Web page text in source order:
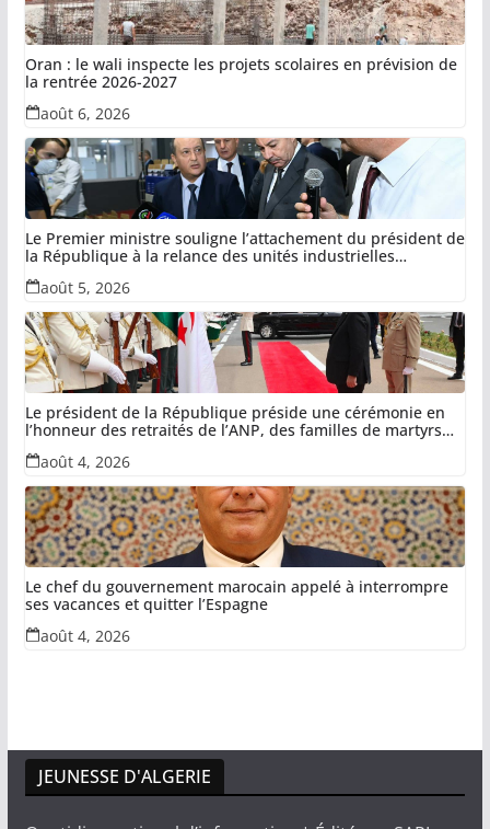
Oran : le wali inspecte les projets scolaires en prévision de
la rentrée 2026-2027
août 6, 2026
Le Premier ministre souligne l’attachement du président de
la République à la relance des unités industrielles
confisquées dans le cadre de la récupération des avoirs
détournés
août 5, 2026
Le président de la République préside une cérémonie en
l’honneur des retraités de l’ANP, des familles de martyrs
du devoir national et des invalides dans le cadre de la lutte
antiterroriste
août 4, 2026
Le chef du gouvernement marocain appelé à interrompre
ses vacances et quitter l’Espagne
août 4, 2026
JEUNESSE D'ALGERIE